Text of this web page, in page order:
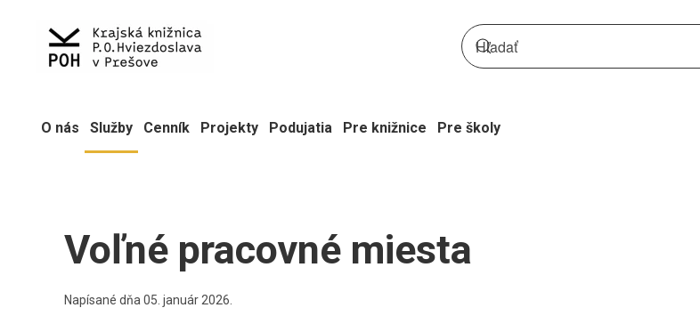
O nás Služby Cenník Projekty Podujatia Pre knižnice Pre školy
Voľné pracovné miesta
Napísané dňa 05. január 2026